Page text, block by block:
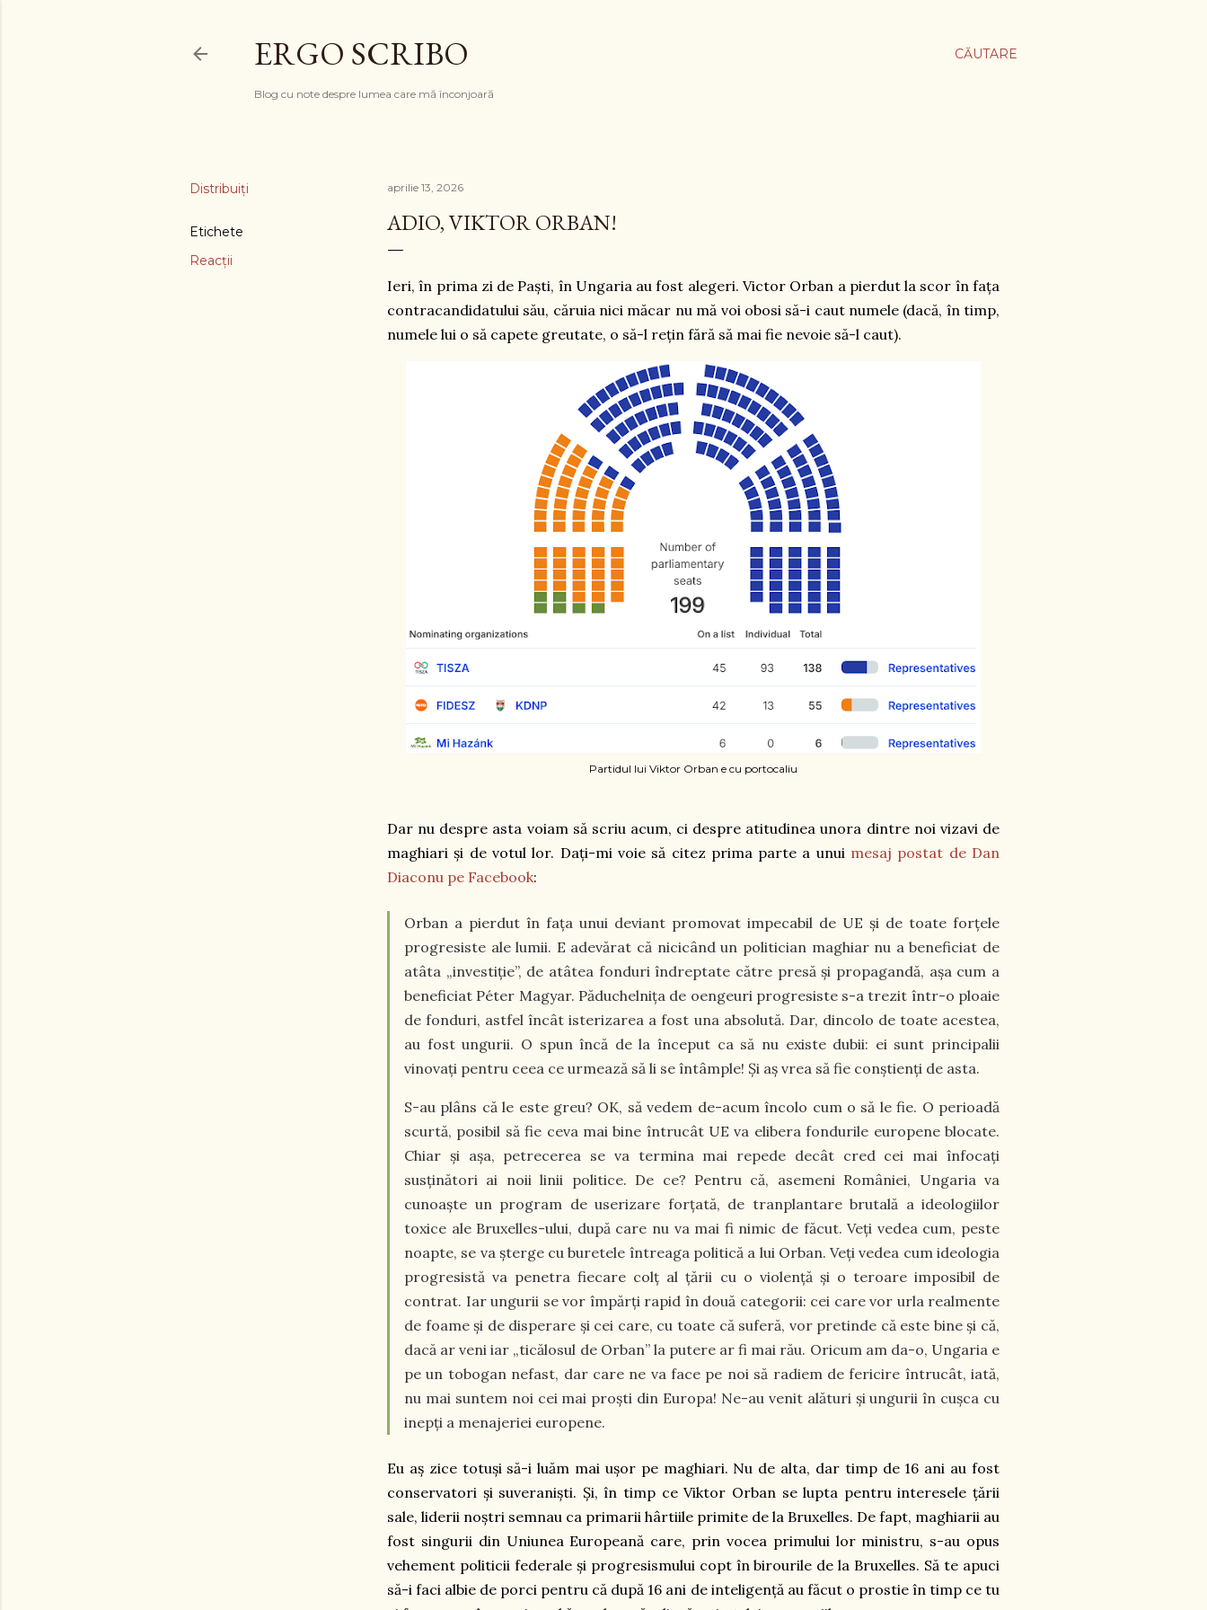
CĂUTARE
ERGO SCRIBO
Blog cu note despre lumea care mă înconjoară
Distribuiți
Etichete
Reacții
aprilie 13, 2026
ADIO, VIKTOR ORBAN!
Ieri, în prima zi de Paști, în Ungaria au fost alegeri. Victor Orban a pierdut la scor în fața
contracandidatului său, căruia nici măcar nu mă voi obosi să-i caut numele (dacă, în timp,
numele lui o să capete greutate, o să-l rețin fără să mai fie nevoie să-l caut).
Partidul lui Viktor Orban e cu portocaliu
Dar nu despre asta voiam să scriu acum, ci despre atitudinea unora dintre noi vizavi de
maghiari și de votul lor. Dați-mi voie să citez prima parte a unui mesaj postat de Dan
Diaconu pe Facebook:
Orban a pierdut în fața unui deviant promovat impecabil de UE și de toate forțele
progresiste ale lumii. E adevărat că nicicând un politician maghiar nu a beneficiat de
atâta „investiție”, de atâtea fonduri îndreptate către presă și propagandă, așa cum a
beneficiat Péter Magyar. Păduchelnița de oengeuri progresiste s-a trezit într-o ploaie
de fonduri, astfel încât isterizarea a fost una absolută. Dar, dincolo de toate acestea,
au fost ungurii. O spun încă de la început ca să nu existe dubii: ei sunt principalii
vinovați pentru ceea ce urmează să li se întâmple! Și aș vrea să fie conștienți de asta.
S-au plâns că le este greu? OK, să vedem de-acum încolo cum o să le fie. O perioadă
scurtă, posibil să fie ceva mai bine întrucât UE va elibera fondurile europene blocate.
Chiar și așa, petrecerea se va termina mai repede decât cred cei mai înfocați
susținători ai noii linii politice. De ce? Pentru că, asemeni României, Ungaria va
cunoaște un program de userizare forțată, de tranplantare brutală a ideologiilor
toxice ale Bruxelles-ului, după care nu va mai fi nimic de făcut. Veți vedea cum, peste
noapte, se va șterge cu buretele întreaga politică a lui Orban. Veți vedea cum ideologia
progresistă va penetra fiecare colț al țării cu o violență și o teroare imposibil de
contrat. Iar ungurii se vor împărți rapid în două categorii: cei care vor urla realmente
de foame și de disperare și cei care, cu toate că suferă, vor pretinde că este bine și că,
dacă ar veni iar „ticălosul de Orban” la putere ar fi mai rău. Oricum am da-o, Ungaria e
pe un tobogan nefast, dar care ne va face pe noi să radiem de fericire întrucât, iată,
nu mai suntem noi cei mai proști din Europa! Ne-au venit alături și ungurii în cușca cu
inepți a menajeriei europene.
Eu aș zice totuși să-i luăm mai ușor pe maghiari. Nu de alta, dar timp de 16 ani au fost
conservatori și suveraniști. Și, în timp ce Viktor Orban se lupta pentru interesele țării
sale, liderii noștri semnau ca primarii hârtiile primite de la Bruxelles. De fapt, maghiarii au
fost singurii din Uniunea Europeană care, prin vocea primului lor ministru, s-au opus
vehement politicii federale și progresismului copt în birourile de la Bruxelles. Să te apuci
să-i faci albie de porci pentru că după 16 ani de inteligență au făcut o prostie în timp ce tu